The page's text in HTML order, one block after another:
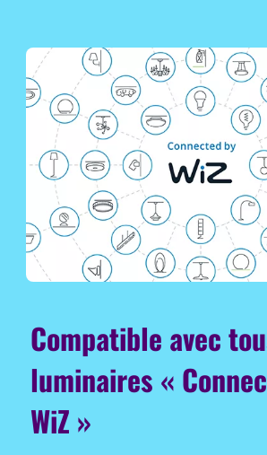
Compatible avec
luminaires «
WiZ »